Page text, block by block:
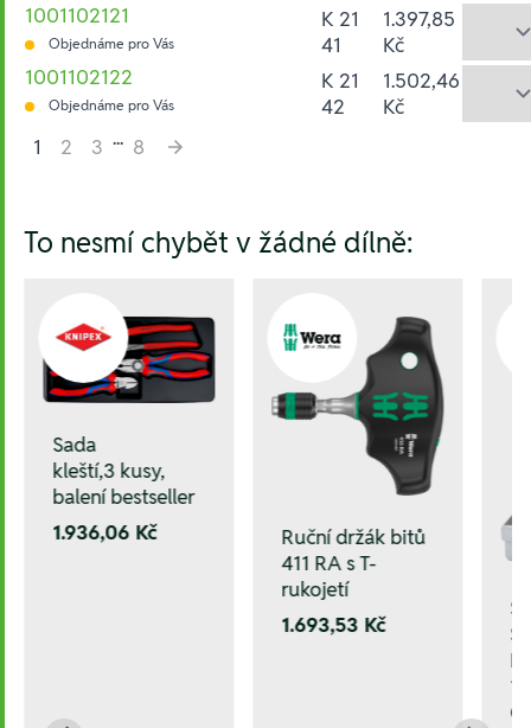
1001102121
Objednáme pro Vás
K 21
41
1.397,85
Kč
1001102122
Objednáme pro Vás
K 21
42
1.502,46
Kč
1
2 3 ... 8
To nesmí chybět v žádné dílně:
Sada
kleští,3 kusy,
balení bestseller
1.936,06 Kč
Ruční držák bitů
411 RA s T-
rukojetí
1.693,53 Kč